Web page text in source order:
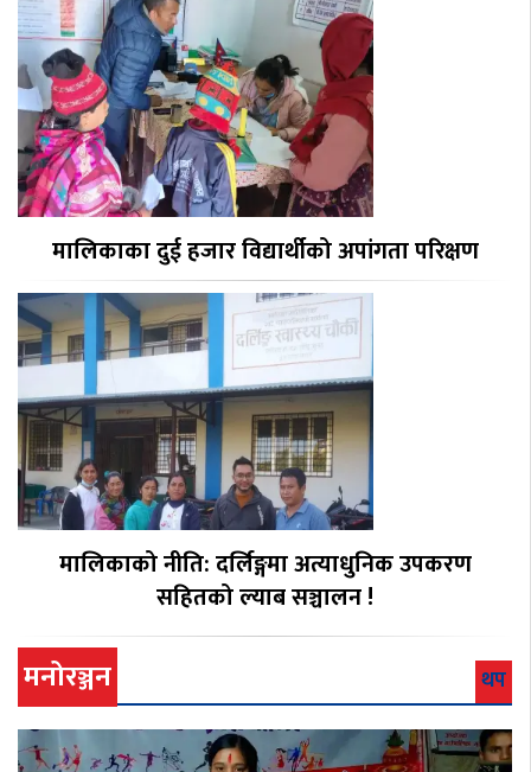
मालिकाका दुई हजार विद्यार्थीको अपांगता परिक्षण
मालिकाको नीति: दर्लिङ्गमा अत्याधुनिक उपकरण
सहितको ल्याब सञ्चालन !
मनोरञ्जन थप